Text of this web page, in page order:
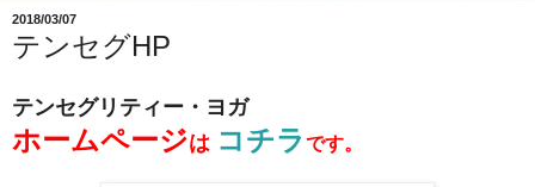
2018/03/07
テンセグHP
テンセグリティー・ヨガ
ホームページは コチラ です。